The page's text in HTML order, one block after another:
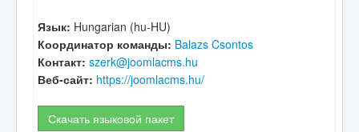
Язык: Hungarian (hu-HU)
Координатор команды: Balazs Csontos
Контакт: szerk@joomlacms.hu
Веб-сайт: https://joomlacms.hu/
Скачать языковой пакет